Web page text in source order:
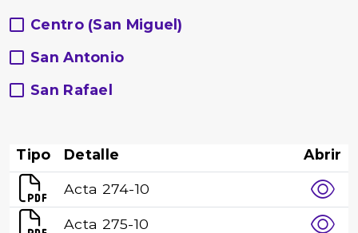
Centro (San Miguel)
San Antonio
San Rafael
Tipo Detalle Abrir
Acta 274-10
Acta 275-10